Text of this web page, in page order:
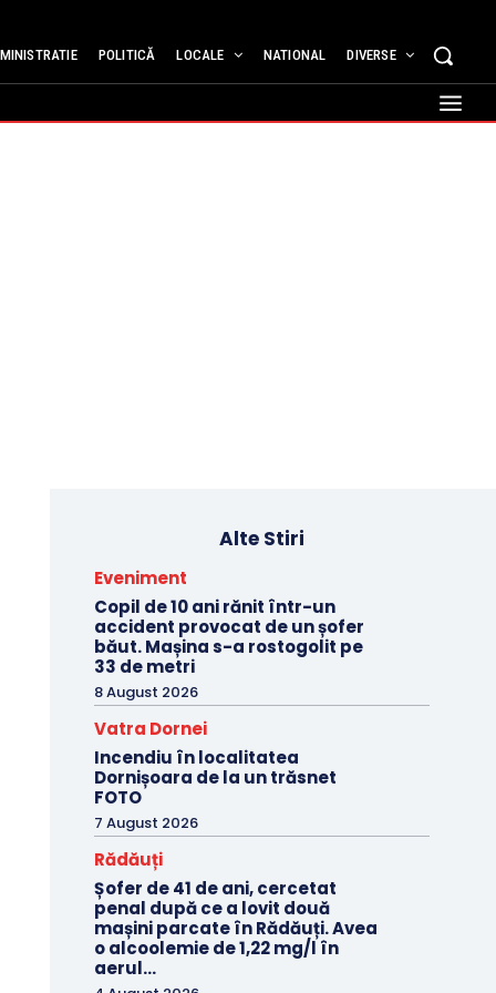
POLITICĂ LOCALE NATIONAL DIVERSE
Alte Stiri
Eveniment
Copil de 10 ani rănit într-un
accident provocat de un șofer
băut. Mașina s-a rostogolit pe
33 de metri
8 August 2026
Vatra Dornei
Incendiu în localitatea
Dornișoara de la un trăsnet
FOTO
7 August 2026
Rădăuți
Șofer de 41 de ani, cercetat
penal după ce a lovit două
mașini parcate în Rădăuți. Avea
o alcoolemie de 1,22 mg/l în
aerul...